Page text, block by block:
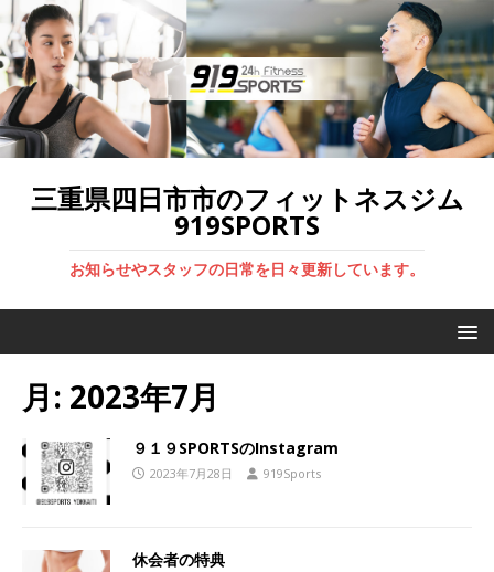
三重県四日市市のフィットネスジム
919SPORTS
お知らせやスタッフの日常を日々更新しています。
月: 2023年7月
９１９SPORTSのInstagram
2023年7月28日 919Sports
休会者の特典